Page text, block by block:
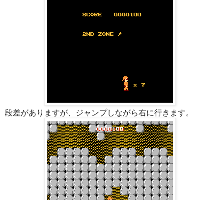
段差がありますが、ジャンプしながら右に行きます。